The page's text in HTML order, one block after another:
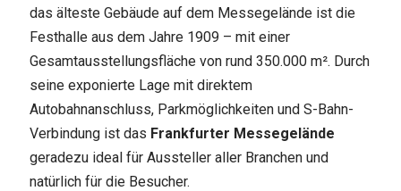
das älteste Gebäude auf dem Messegelände ist die
Festhalle aus dem Jahre 1909 – mit einer
Gesamtausstellungsfläche von rund 350.000 m². Durch
seine exponierte Lage mit direktem
Autobahnanschluss, Parkmöglichkeiten und S-Bahn-
Verbindung ist das Frankfurter Messegelände
geradezu ideal für Aussteller aller Branchen und
natürlich für die Besucher.